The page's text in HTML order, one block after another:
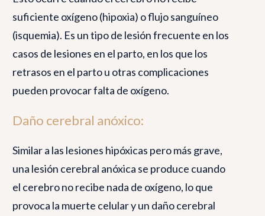
suficiente oxígeno (hipoxia) o flujo sanguíneo
(isquemia). Es un tipo de lesión frecuente en los
casos de lesiones en el parto, en los que los
retrasos en el parto u otras complicaciones
pueden provocar falta de oxígeno.
Daño cerebral anóxico:
Similar a las lesiones hipóxicas pero más grave,
una lesión cerebral anóxica se produce cuando
el cerebro no recibe nada de oxígeno, lo que
provoca la muerte celular y un daño cerebral